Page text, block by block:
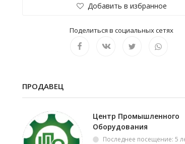
Добавить в избранное
Поделиться в социальных сетях
ПРОДАВЕЦ
Центр Промышленного
Оборудования
Последнее посещение: 5